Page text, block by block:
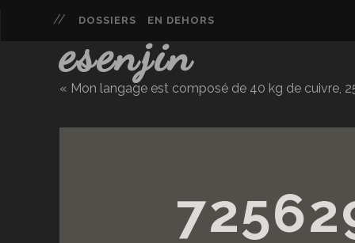
DOSSIERS EN DEHORS
esenjin
« Mon langage est composé de 40 kg de cuivre,